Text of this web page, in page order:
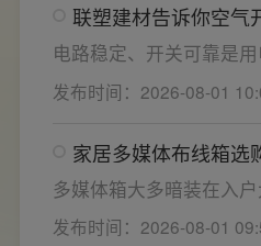
越长越好(因为铜片长度
小，插孔间距越宽二三
联塑建材告诉你空气
原因与技术对策
电路稳定、开关可靠是
频繁跳闸大多源于电压波
或防护结构设计缺陷。
电气套装产品，结构设
优异，可有效应对电压
发布时间：2026-08-01
家居多媒体布线箱选
关电气套装厂家为您
多媒体箱大多暗装在入
弱电线路的集中收纳载体
发布时间：2026-08-01